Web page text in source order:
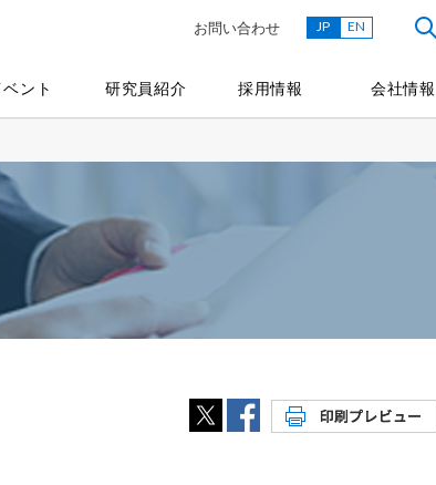
ント 研究員紹介 採用情報 会社情報
お問い合わせ JP EN